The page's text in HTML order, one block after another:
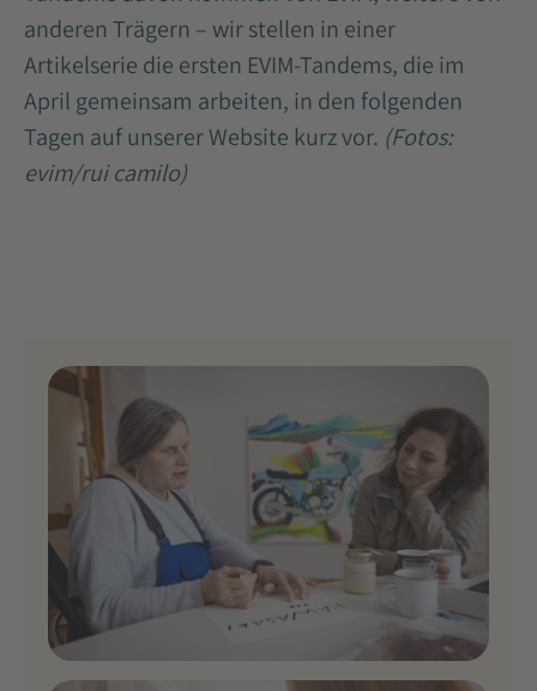
anderen Trägern – wir stellen in einer
Artikelserie die ersten EVIM-Tandems, die im
April gemeinsam arbeiten, in den folgenden
Tagen auf unserer Website kurz vor. (Fotos:
evim/rui camilo)